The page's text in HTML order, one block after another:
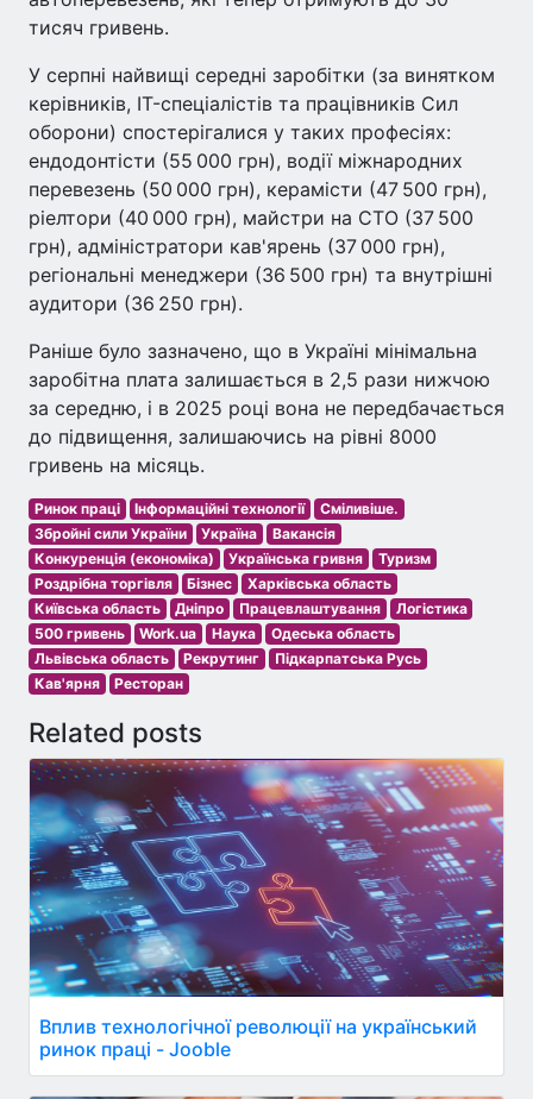
тисяч гривень.
У серпні найвищі середні заробітки (за винятком
керівників, IT-спеціалістів та працівників Сил
оборони) спостерігалися у таких професіях:
ендодонтісти (55 000 грн), водії міжнародних
перевезень (50 000 грн), керамісти (47 500 грн),
ріелтори (40 000 грн), майстри на СТО (37 500
грн), адміністратори кав'ярень (37 000 грн),
регіональні менеджери (36 500 грн) та внутрішні
аудитори (36 250 грн).
Раніше було зазначено, що в Україні мінімальна
заробітна плата залишається в 2,5 рази нижчою
за середню, і в 2025 році вона не передбачається
до підвищення, залишаючись на рівні 8000
гривень на місяць.
Ринок праці Інформаційні технології
Сміливіше.
Збройні сили України
Україна
Вакансія
Конкуренція (економіка)
Українська гривня
Туризм
Роздрібна торгівля
Бізнес
Харківська область
Київська область
Дніпро Працевлаштування
Логістика
500 гривень
Work.ua Наука
Одеська область
Львівська область
Рекрутинг
Підкарпатська Русь
Кав'ярня
Ресторан
Related posts
Вплив технологічної революції на український
ринок праці - Jooble